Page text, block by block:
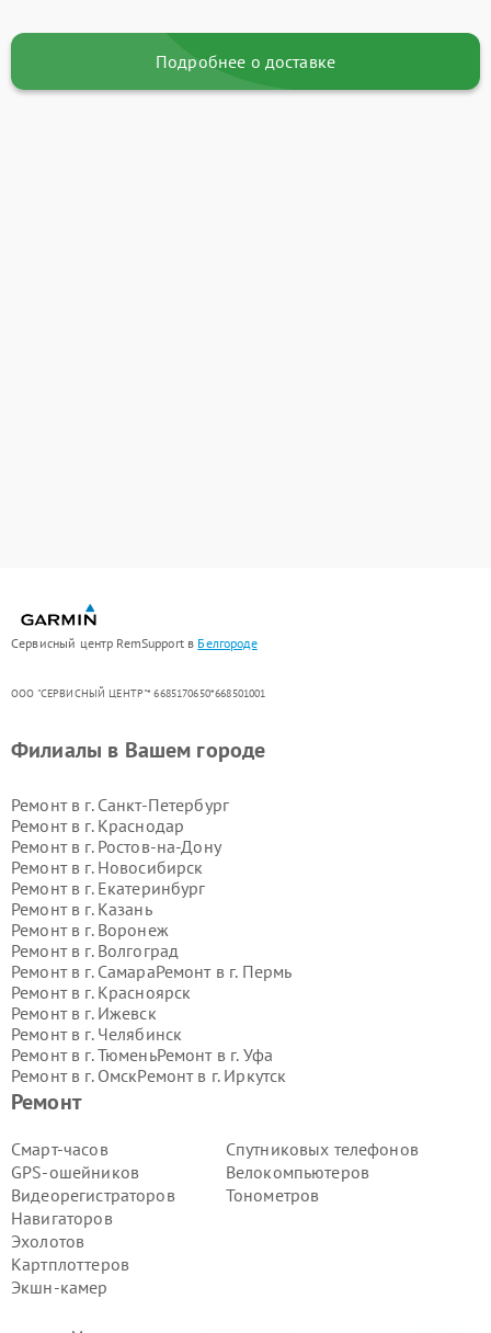
Подробнее о доставке
Сервисный центр RemSupport в Белгороде
ООО "СЕРВИСНЫЙ ЦЕНТР"* 6685170650*668501001
Ремонт
Смарт-часов
GPS-ошейников
Видеорегистраторов
Навигаторов
Эхолотов
Картплоттеров
Экшн-камер
Спутниковых телефонов
Велокомпьютеров
Тонометров
Филиалы в Вашем городе
Ремонт в г. Санкт-Петербург
Ремонт в г. Краснодар
Ремонт в г. Ростов-на-Дону
Ремонт в г. Новосибирск
Ремонт в г. Екатеринбург
Ремонт в г. Казань
Ремонт в г. Воронеж
Ремонт в г. Волгоград
Ремонт в г. СамараРемонт в г. Пермь
Ремонт в г. Красноярск
Ремонт в г. Ижевск
Ремонт в г. Челябинск
Ремонт в г.ТюменьРемонт в г. Уфа
Ремонт в г. ОмскРемонт в г. Иркутск
Ремонт в г.
Ремонт в г.
Ремонт в г.Тольятти
Ремонт в г.Хабаровск
Ремонт в г.Томск
Ремонт в г.Ульяновск
Ремонт в г.
Ремонт в г.Архангельск
Ремонт в г.Астрахань
Ремонт в г.